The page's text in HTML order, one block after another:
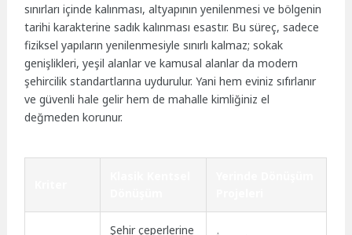
sınırları içinde kalınması, altyapının yenilenmesi ve bölgenin
tarihi karakterine sadık kalınması esastır. Bu süreç, sadece
fiziksel yapıların yenilenmesiyle sınırlı kalmaz; sokak
genişlikleri, yeşil alanlar ve kamusal alanlar da modern
şehircilik standartlarına uydurulur. Yani hem eviniz sıfırlanır
ve güvenli hale gelir hem de mahalle kimliğiniz el
değmeden korunur.
Şehir çeperlerine